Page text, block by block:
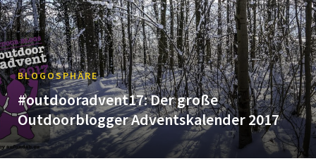
BLOGOSPHÄRE
#outdooradvent17: Der große
Outdoorblogger Adventskalender 2017